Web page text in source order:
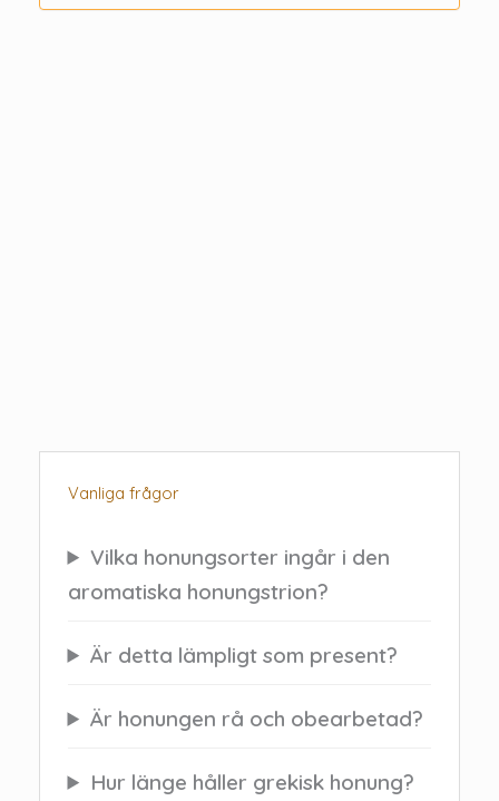
Vanliga frågor
Vilka honungsorter ingår i den
aromatiska honungstrion?
Är detta lämpligt som present?
Är honungen rå och obearbetad?
Hur länge håller grekisk honung?